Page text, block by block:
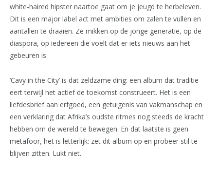
white-haired hipster naartoe gaat om je jeugd te herbeleven.
Dit is een major label act met ambities om zalen te vullen en
aantallen te draaien. Ze mikken op de jonge generatie, op de
diaspora, op iedereen die voelt dat er iets nieuws aan het
gebeuren is.
‘Cavy in the City’ is dat zeldzame ding: een album dat traditie
eert terwijl het actief de toekomst construeert. Het is een
liefdesbrief aan erfgoed, een getuigenis van vakmanschap en
een verklaring dat Afrika’s oudste ritmes nog steeds de kracht
hebben om de wereld te bewegen. En dat laatste is geen
metafoor, het is letterlijk: zet dit album op en probeer stil te
blijven zitten. Lukt niet.